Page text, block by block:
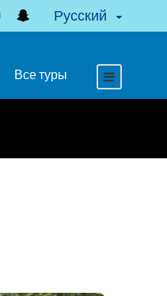
Русский
Все туры